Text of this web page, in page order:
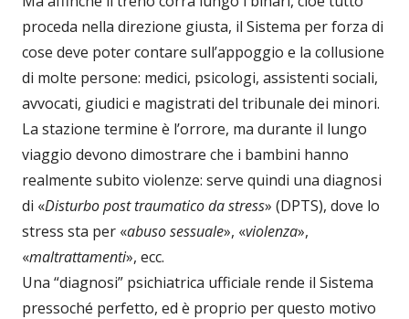
proceda nella direzione giusta, il Sistema per forza di
cose deve poter contare sull’appoggio e la collusione
di molte persone: medici, psicologi, assistenti sociali,
avvocati, giudici e magistrati del tribunale dei minori.
La stazione termine è l’orrore, ma durante il lungo
viaggio devono dimostrare che i bambini hanno
realmente subito violenze: serve quindi una diagnosi
di «Disturbo post traumatico da stress» (DPTS), dove lo
stress sta per «abuso sessuale», «violenza»,
«maltrattamenti», ecc.
Una “diagnosi” psichiatrica ufficiale rende il Sistema
pressoché perfetto, ed è proprio per questo motivo